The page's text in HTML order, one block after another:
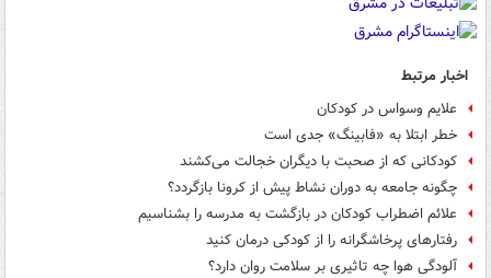
اخبار مرتبط
علایم وسواس در کودکان
خطر ابتلا به «فابینگ» جدی است
کودکانی که از صحبت با دیگران خجالت می‌کشند
چگونه جامعه به دوران نشاط پیش از کرونا بازگردد؟
علائم اضطراب کودکان در بازگشت به مدرسه را بشناسیم
رفتارهای پرخاشگرانه را از کودکی درمان کنید
آلودگی هوا چه تاثیری بر سلامت روان دارد؟